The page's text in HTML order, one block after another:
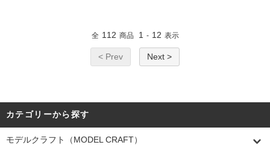
全 112 商品 1 - 12 表示
< Prev Next >
カテゴリーから探す
モデルクラフト（MODEL CRAFT）